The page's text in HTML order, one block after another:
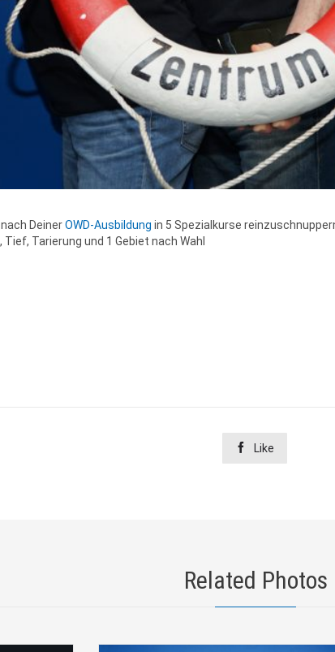
DeinerOWD-Ausbildung in 5 Spezialkurse
Tarierung und 1 Gebiet nach Wahl
 Like
Related Photos